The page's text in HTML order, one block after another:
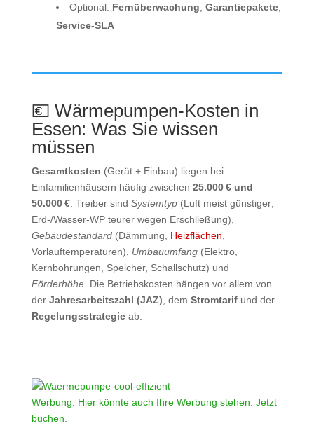
Optional: Fernüberwachung Garantiepakete,
Service‑SLA
💶 Wärmepumpen‑Kosten in
Essen: Was Sie wissen
müssen
Gesamtkosten (Gerät + Einbau) liegen bei
Einfamilienhäusern häufig zwischen 25.000 € und
50.000 €. Treiber sind Systemtyp(Luft meist günstiger;
Erd-/Wasser‑WP teurer wegen Erschließung),
Gebäudestandard(Dämmung, Heizflächen
Vorlauftemperaturen), Umbauumfang(Elektro,
Kernbohrungen, Speicher, Schallschutz) und
Förderhöhe. Die Betriebskosten hängen vor allem von
der Jahresarbeitszahl (JAZ) , dem Stromtarifund der
Regelungsstrategieab.
Werbung. Hier könnte auch Ihre Werbung stehen. Jetzt
buchen.